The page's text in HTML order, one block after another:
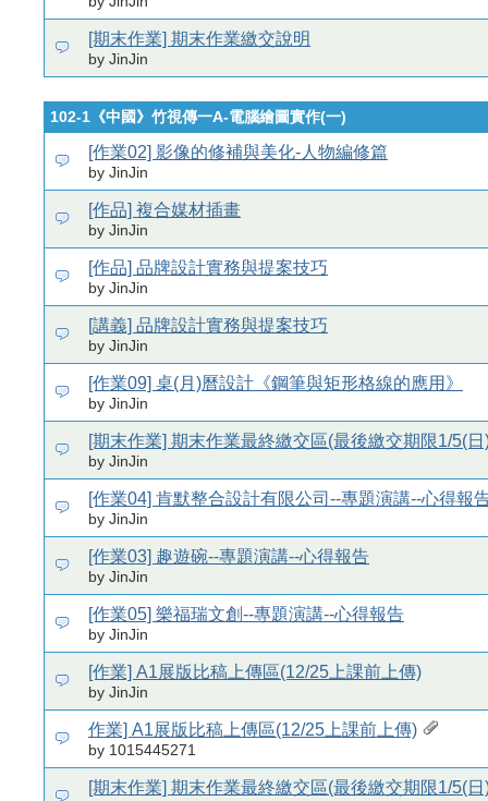
[期末作業] 期末作業繳交說明
by JinJin
102-1《中國》竹視傳一A-電腦繪圖實作(一)
[作業02] 影像的修補與美化-人物編修篇
by JinJin
[作品] 複合媒材插畫
by JinJin
[作品] 品牌設計實務與提案技巧
by JinJin
[講義] 品牌設計實務與提案技巧
by JinJin
[作業09] 桌(月)曆設計《鋼筆與矩形格線的應用》
by JinJin
[期末作業] 期末作業最終繳交區(最後繳交期限1/5(日
by JinJin
[作業04] 肯默整合設計有限公司--專題演講--心得報
by JinJin
[作業03] 趣遊碗--專題演講--心得報告
by JinJin
[作業05] 樂福瑞文創--專題演講--心得報告
by JinJin
[作業] A1展版比稿上傳區(12/25上課前上傳)
by JinJin
作業] A1展版比稿上傳區(12/25上課前上傳)
by 1015445271
[期末作業] 期末作業最終繳交區(最後繳交期限1/5(日